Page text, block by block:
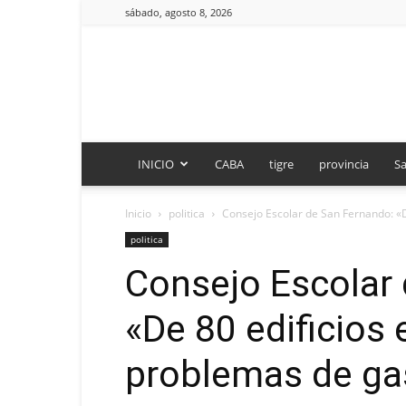
sábado, agosto 8, 2026
INICIO CABA tigre provincia
Inicio politica Consejo Escolar de San Fernando:
politica
Consejo Escolar
«De 80 edificios
problemas de